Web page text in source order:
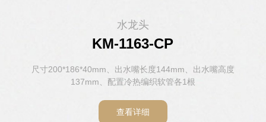
水龙头
KM-1163-CP
尺寸200*186*40mm、出水嘴长度144mm、出水嘴高度
137mm、配置冷热编织软管各1根
查看详细
水龙头
KM-1103-CP
尺寸161*156*50mm、出水嘴长度110mm、出水嘴高度
100mm、配置冷热编织软管各1根
查看详细
水龙头
KM-1104-CP
尺寸148*157*52mm、出水嘴长度112mm、出水嘴高度98mm、
配置冷热编织软管各1根
查看详细
水龙头
KM-1143-CP
尺寸165*159*49mm、出水嘴长度122mm、出水嘴高度
106mm、配置冷热编织软管各1根
查看详细
水龙头
KM-1146H-CP
尺寸242*192*44mm、出水嘴长度160mm、出水嘴高度
119mm、配置冷热编织软管各1根
查看详细
水龙头
KM-8807
尺寸 140*188*54.5mm、出水嘴长度142mm、出水嘴高度
120mm、配置 冷热编织软管各1根，感应阀1套
查看详细